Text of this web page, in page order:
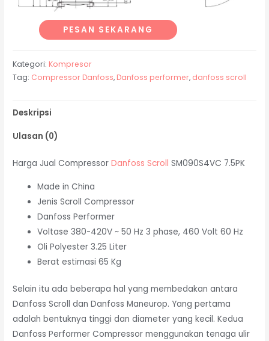
PESAN SEKARANG
Kategori: Kompresor
Tag: Compressor Danfoss, Danfoss performer, danfoss scroll
Deskripsi
Ulasan (0)
Harga Jual CompressorDanfoss Scroll SM090S4VC 7.5PK
Made in China
Jenis Scroll Compressor
Danfoss Performer
Voltase 380-420V ~ 50 Hz 3 phase, 460 Volt 60 Hz
Oli Polyester 3.25 Liter
Berat estimasi 65 Kg
Selain itu ada beberapa hal yang membedakan antara
Danfoss Scroll dan Danfoss Maneurop. Yang pertama
adalah bentuknya tinggi dan diameter yang kecil. Kedua
Danfoss Performer Compressor menggunakan tenaga ulir